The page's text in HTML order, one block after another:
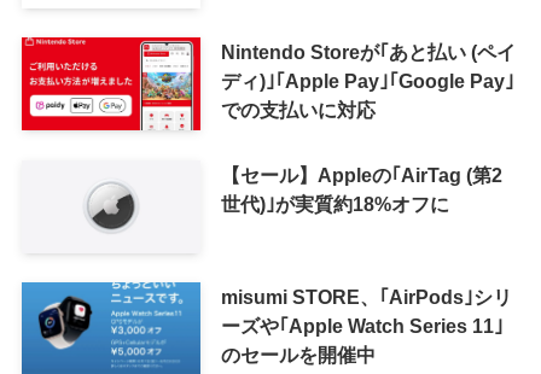
Nintendo Storeが｢あと払い (ペイ
ディ)｣｢Apple Pay｣｢Google Pay｣
での支払いに対応
【セール】Appleの｢AirTag (第2
世代)｣が実質約18%オフに
misumi STORE、｢AirPods｣シリ
ーズや｢Apple Watch Series 11｣
のセールを開催中